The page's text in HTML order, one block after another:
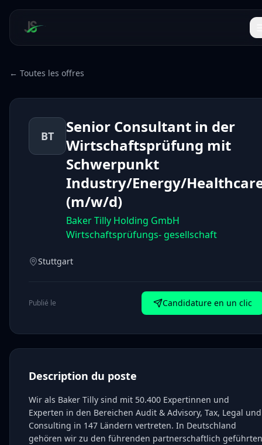
← Toutes les offres
BT
Senior Consultant in der
Wirtschaftsprüfung mit
Schwerpunkt
Industry/Energy/
(m/w/d)
Baker Tilly Holding GmbH
Wirtschaftsprüfungs- gesellschaft
Stuttgart
Publié le Candidature en un clic
Description du poste
Wir als Baker Tilly sind mit 50.400 Expertinnen und
Experten in den Bereichen Audit & Advisory, Tax, Legal und
Consulting in 147 Ländern vertreten. In Deutschland
gehören wir zu den führenden partnerschaftlich geführten